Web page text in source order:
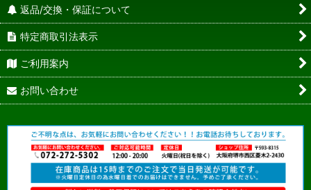
返品/交換・保証について
特定商取引法表示
ご利用案内
お問い合わせ